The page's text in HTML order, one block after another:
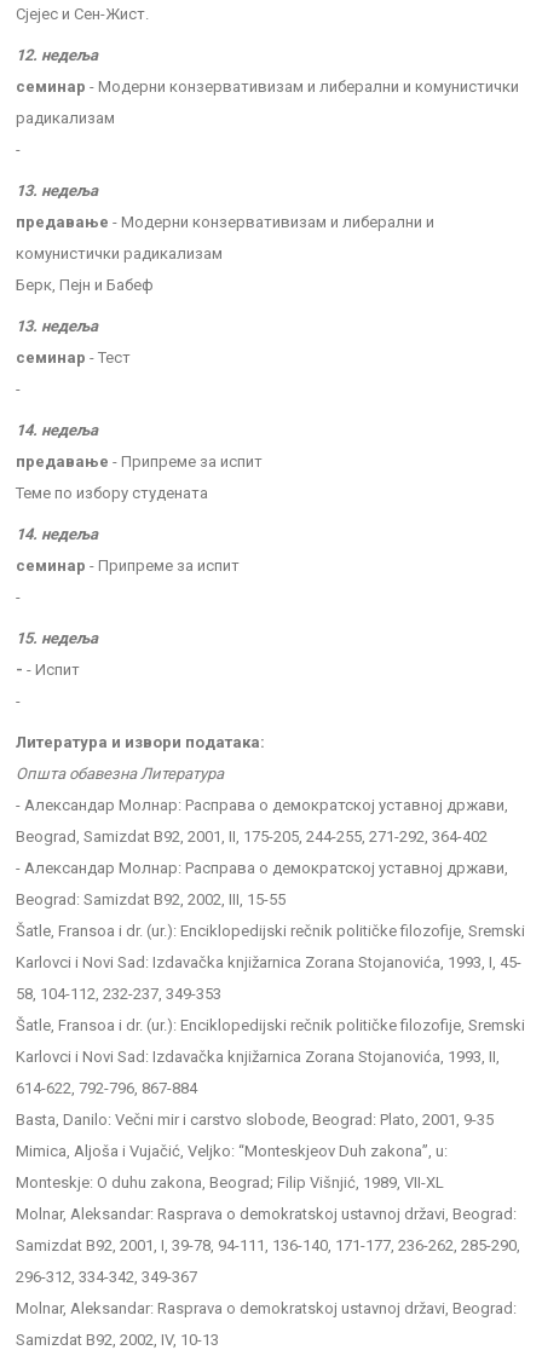
Сјејес и Сен-Жист.
12. недеља
семинар - Модерни конзервативизам и либерални и комунистички
радикализам
-
13. недеља
предавање - Модерни конзервативизам и либерални и
комунистички радикализам
Берк, Пејн и Бабеф
13. недеља
семинар - Тест
-
14. недеља
предавање - Припреме за испит
Теме по избору студената
14. недеља
семинар - Припреме за испит
-
15. недеља
- - Испит
-
Литература и извори података:
Општа обавезна Литература
- Александар Молнар: Расправа о демократској уставној држави,
Beograd, Samizdat B92, 2001, II, 175-205, 244-255, 271-292, 364-402
- Александар Молнар: Расправа о демократској уставној држави,
Beograd: Samizdat B92, 2002, III, 15-55
Šatle, Fransoa i dr. (ur.): Enciklopedijski rečnik političke filozofije, Sremski
Karlovci i Novi Sad: Izdavačka knjižarnica Zorana Stojanovića, 1993, I, 45-
58, 104-112, 232-237, 349-353
Šatle, Fransoa i dr. (ur.): Enciklopedijski rečnik političke filozofije, Sremski
Karlovci i Novi Sad: Izdavačka knjižarnica Zorana Stojanovića, 1993, II,
614-622, 792-796, 867-884
Basta, Danilo: Večni mir i carstvo slobode, Beograd: Plato, 2001, 9-35
Mimica, Aljoša i Vujačić, Veljko: “Monteskjeov Duh zakona”, u:
Monteskje: O duhu zakona, Beograd; Filip Višnjić, 1989, VII-XL
Molnar, Aleksandar: Rasprava o demokratskoj ustavnoj državi, Beograd:
Samizdat B92, 2001, I, 39-78, 94-111, 136-140, 171-177, 236-262, 285-290,
296-312, 334-342, 349-367
Molnar, Aleksandar: Rasprava o demokratskoj ustavnoj državi, Beograd:
Samizdat B92, 2002, IV, 10-13